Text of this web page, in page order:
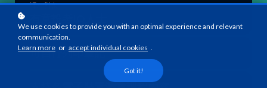
課程對象
可自行列印筆記
We use cookies to provide you with an optimal experience and relevant
communication.
Learn more or accept individual cookies .
Got it!